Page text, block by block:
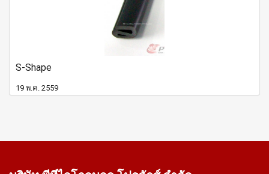
S-Shape
19 พ.ค. 2559